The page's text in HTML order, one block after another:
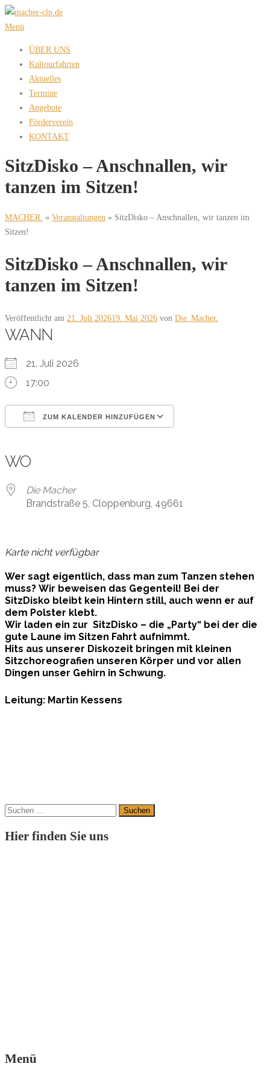
Zum
Inhalt
Menü
ÜBER UNS
Kultourfahrten
Aktuelles
Termine
Angebote
Förderverein
KONTAKT
SitzDisko – Anschnallen, wir
tanzen im Sitzen!
MACHER. » Veranstaltungen » SitzDisko – Anschnallen, wir tanzen im
Sitzen!
SitzDisko – Anschnallen, wir
tanzen im Sitzen!
Veröffentlicht am 21. Juli 202619. Mai 2026 von Die_Macher.
WANN
21. Juli 2026
17:00
ZUM KALENDER HINZUFÜGEN
WO
Die Macher
Brandstraße 5, Cloppenburg, 49661
Karte nicht verfügbar
Wer sagt eigentlich, dass man zum Tanzen stehen
muss? Wir beweisen das Gegenteil! Bei der
SitzDisko bleibt kein Hintern still, auch wenn er auf
dem Polster klebt.
Wir laden ein zur SitzDisko – die „Party“ bei der die
gute Laune im Sitzen Fahrt aufnimmt.
Hits aus unserer Diskozeit bringen mit kleinen
Sitzchoreografien unseren Körper und vor allen
Dingen unser Gehirn in Schwung.
Leitung: Martin Kessens
Suchen
Hier finden Sie uns
Menü